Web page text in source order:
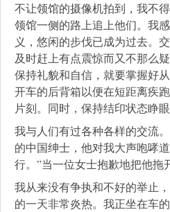
不让领馆的摄像机拍到，我不
领馆一侧的路上追上他们。我
义，悠闲的步伐已成为过去。
及时赶上有点震惊而又不那么
保持礼貌和自信，就要掌握好
开车的后背箱以便在短距离疾
片刻。同时，保持结印状态睁眼
我与人们有过各种各样的交流
的中国绅士，他对我大声咆哮
行。”当一位女士抱歉地把他拖
我从来没有争执和不好的举止
的一天非常炎热。我正坐在车